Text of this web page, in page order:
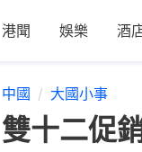
港聞 娛樂 酒
中國 大國小事
雙十二促